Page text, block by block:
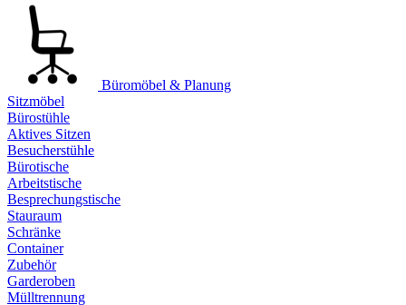
Büromöbel & Planung
Sitzmöbel
Bürostühle
Aktives Sitzen
Besucherstühle
Bürotische
Arbeitstische
Besprechungstische
Stauraum
Schränke
Container
Zubehör
Garderoben
Mülltrennung